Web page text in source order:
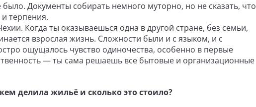
Документы собирать немного муторно, но не сказать, что
терпения.
Когда ты оказываешься одна в другой стране, без семьи,
взрослая жизнь. Сложности были и с языком, и с
ощущалось чувство одиночества, особенно в первые
— ты сама решаешь все бытовые и организационные
делила жильё и сколько это стоило?